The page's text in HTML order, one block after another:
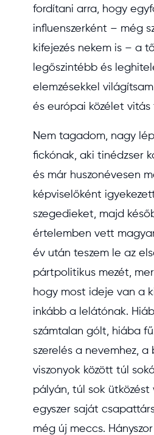
fordítani arra, hogy
influenszerként – még
kifejezés nekem is – a
legőszintébb és
elemzésekkel
és európai közélet
Nem tagadom, nagy
fickónak, aki tinédzser
és már huszonévesen
képviselőként
szegedieket, majd
értelemben vett
év után teszem le az
pártpolitikus mezét,
hogy most ideje van a
inkább a lelátónak.
számtalan gólt, hiába
szerelés a nevemhez,
viszonyok között túl
pályán, túl sok ütközést
egyszer saját
még új meccs.